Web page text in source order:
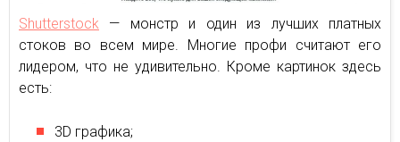
Shutterstock — монстр и один из лучших платных
стоков во всем мире. Многие профи считают его
лидером, что не удивительно. Кроме картинок здесь
есть:
3D графика;